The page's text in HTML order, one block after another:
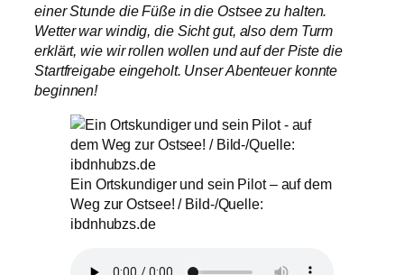
einer Stunde die Füße in die Ostsee zu halten.
Wetter war windig, die Sicht gut, also dem Turm
erklärt, wie wir rollen wollen und auf der Piste die
Startfreigabe eingeholt. Unser Abenteuer konnte
beginnen!
Ein Ortskundiger und sein Pilot – auf dem
Weg zur Ostsee! / Bild-/Quelle:
ibdnhubzs.de